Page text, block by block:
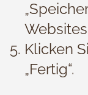
Klicken
„Fertig“.